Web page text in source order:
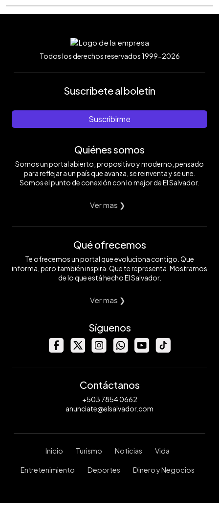
Todos los derechos reservados 1999-2026
Suscríbete al boletín
Suscribirme
Quiénes somos
Somos un portal abierto, propositivo y moderno, pensado
para reflejar a un país que avanza, se reinventa y se une.
Somos el punto de conexión con lo mejor de El Salvador.
Ver mas ❯
Qué ofrecemos
Te ofrecemos un portal que evoluciona contigo. Que
informa, pero también inspira. Que te representa. Mostramos
de lo que está hecho El Salvador.
Ver mas ❯
Síguenos
Contáctanos
+503 7854 0662
anunciate@elsalvador.com
Inicio Turismo Noticias Vida
Entretenimiento Deportes Dinero y Negocios